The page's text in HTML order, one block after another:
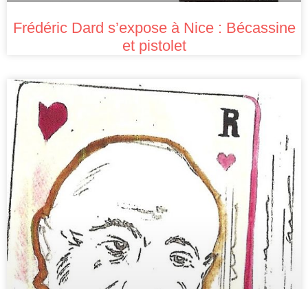
Frédéric Dard s’expose à Nice : Bécassine
et pistolet